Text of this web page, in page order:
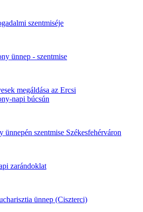
szentmiséje
ünnep - szentmise
megáldása az Ercsi
napi búcsún
ünnepén szentmise Székesfehérváron
zarándoklat
ünnep (Ciszterci)